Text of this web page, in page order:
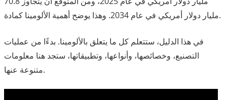
مليار دولار أمريكي في عام 2034. وهذا يوضح أهمية الألومينا كمادة.
في هذا الدليل، ستتعلم كل ما يتعلق بالألومينا. بدءًا من عمليات
التصنيع، وخصائصها، وأنواعها، وتطبيقاتها، ستجد هنا معلومات
متنوعة عنها.